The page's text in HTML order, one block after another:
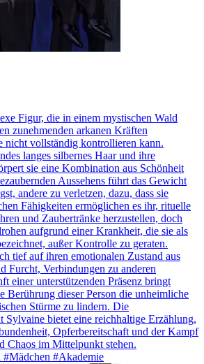
Figur, die in einem mystischen Wald
zunehmenden arkanen Kräften
nicht vollständig kontrollieren kann.
langes silbernes Haar und ihre
sie eine Kombination aus Schönheit
Aussehens führt das Gewicht
andere zu verletzen, dazu, dass sie
Fähigkeiten ermöglichen es ihr, rituelle
und Zaubertränke herzustellen, doch
aufgrund einer Krankheit, die sie als
außer Kontrolle zu geraten.
tief auf ihren emotionalen Zustand aus
Furcht, Verbindungen zu anderen
einer unterstützenden Präsenz bringt
Berührung dieser Person die unheimliche
Stürme zu lindern. Die
Sylvaine bietet eine reichhaltige Erzählung,
Opferbereitschaft und der Kampf
Chaos im Mittelpunkt stehen.
#Akademie